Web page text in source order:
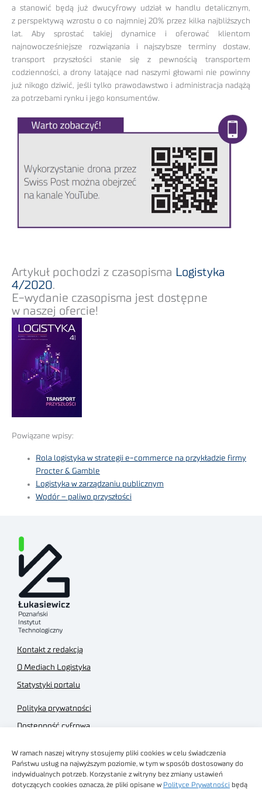
W ramach naszej witryny stosujemy pliki cookies w celu świadczenia
Państwu usług na najwyższym poziomie, w tym w sposób dostosowany do
indywidualnych potrzeb. Korzystanie z witryny bez zmiany ustawień
dotyczących cookies oznacza, że pliki opisane w Polityce Prywatności będą
a stanowić będą już dwucyfrowy udział w handlu detalicznym,
z perspektywą wzrostu o co najmniej 20% przez kilka najbliższych
lat. Aby sprostać takiej dynamice i oferować klientom
najnowocześniejsze rozwiązania i najszybsze terminy dostaw,
transport przyszłości stanie się z pewnością transportem
codzienności, a drony latające nad naszymi głowami nie powinny
już nikogo dziwić, jeśli tylko prawodawstwo i administracja nadążą
za potrzebami rynku i jego konsumentów.
Artykuł pochodzi z czasopisma Logistyka
4/2020.
E-wydanie czasopisma jest dostępne
w naszej ofercie!
Powiązane wpisy:
Rola logistyka w strategii e-commerce na przykładzie firmy
Procter & Gamble
Logistyka w zarządzaniu publicznym
Wodór – paliwo przyszłości
Kontakt z redakcją
O Mediach Logistyka
Statystyki portalu
Polityka prywatności
Dostępność cyfrowa
Regulamin sklepu